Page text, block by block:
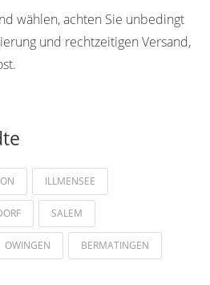
wählen, achten Sie unbedingt
und rechtzeitigen Versand,
ILLMENSEE
SALEM
OWINGEN BERMATINGEN